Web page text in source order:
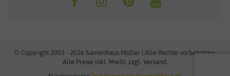
Maissamen
Küpper
© Copyright 2003 - 2026 Samenhaus Müller | Alle Rechte vorbehalten.
Alle Preise inkl. MwSt. zzgl. Versand.